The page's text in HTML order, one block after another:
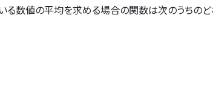
る数値の平均を求める場合の関数は次のうちのど